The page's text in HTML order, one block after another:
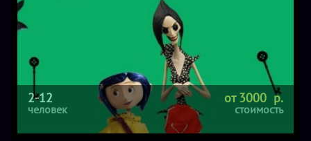
2-12
человек
от 3000 р.
стоимость